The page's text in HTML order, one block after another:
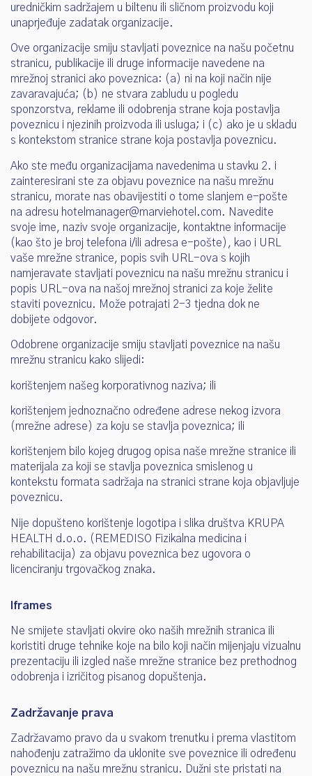
uredničkim sadržajem u biltenu ili sličnom proizvodu koji
unaprjeđuje zadatak organizacije.
Ove organizacije smiju stavljati poveznice na našu početnu
stranicu, publikacije ili druge informacije navedene na
mrežnoj stranici ako poveznica: (a) ni na koji način nije
zavaravajuća; (b) ne stvara zabludu u pogledu
sponzorstva, reklame ili odobrenja strane koja postavlja
poveznicu i njezinih proizvoda ili usluga; i (c) ako je u skladu
s kontekstom stranice strane koja postavlja poveznicu.
Ako ste među organizacijama navedenima u stavku 2. i
zainteresirani ste za objavu poveznice na našu mrežnu
stranicu, morate nas obavijestiti o tome slanjem e-pošte
na adresu hotelmanager@marviehotel.com. Navedite
svoje ime, naziv svoje organizacije, kontaktne informacije
(kao što je broj telefona i/ili adresa e-pošte), kao i URL
vaše mrežne stranice, popis svih URL-ova s kojih
namjeravate stavljati poveznicu na našu mrežnu stranicu i
popis URL-ova na našoj mrežnoj stranici za koje želite
staviti poveznicu. Može potrajati 2-3 tjedna dok ne
dobijete odgovor.
Odobrene organizacije smiju stavljati poveznice na našu
mrežnu stranicu kako slijedi:
korištenjem našeg korporativnog naziva; ili
korištenjem jednoznačno određene adrese nekog izvora
(mrežne adrese) za koju se stavlja poveznica; ili
korištenjem bilo kojeg drugog opisa naše mrežne stranice ili
materijala za koji se stavlja poveznica smislenog u
kontekstu formata sadržaja na stranici strane koja objavljuje
poveznicu.
Nije dopušteno korištenje logotipa i slika društva KRUPA
HEALTH d.o.o. (REMEDISO Fizikalna medicina i
rehabilitacija) za objavu poveznica bez ugovora o
licenciranju trgovačkog znaka.
Iframes
Ne smijete stavljati okvire oko naših mrežnih stranica ili
koristiti druge tehnike koje na bilo koji način mijenjaju vizualnu
prezentaciju ili izgled naše mrežne stranice bez prethodnog
odobrenja i izričitog pisanog dopuštenja.
Zadržavanje prava
Zadržavamo pravo da u svakom trenutku i prema vlastitom
nahođenju zatražimo da uklonite sve poveznice ili određenu
poveznicu na našu mrežnu stranicu. Dužni ste pristati na